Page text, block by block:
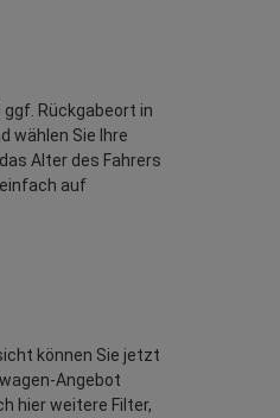
ggf. Rückgabeort in
wählen Sie Ihre
Alter des Fahrers
auf
können Sie jetzt
Angebot
hier weitere Filter,